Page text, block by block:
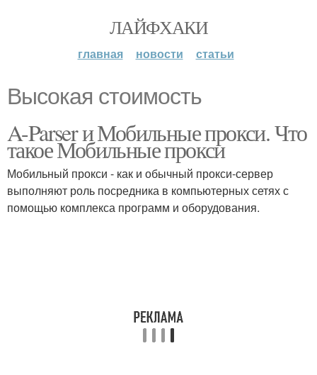
ЛАЙФХАКИ
главная новости статьи
Высокая стоимость
A-Parser и Мобильные прокси. Что
такое Мобильные прокси
Мобильный прокси - как и обычный прокси-сервер
выполняют роль посредника в компьютерных сетях с
помощью комплекса программ и оборудования.